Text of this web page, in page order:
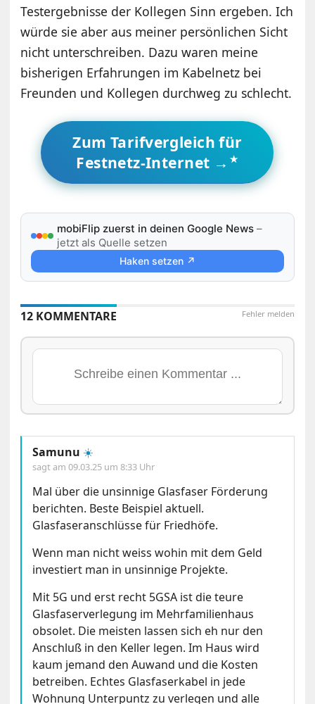
Testergebnisse der Kollegen Sinn ergeben. Ich
würde sie aber aus meiner persönlichen Sicht
nicht unterschreiben. Dazu waren meine
bisherigen Erfahrungen im Kabelnetz bei
Freunden und Kollegen durchweg zu schlecht.
Zum Tarifvergleich für
Festnetz-Internet →
mobiFlip zuerst in deinen Google News –
jetzt als Quelle setzen
Haken setzen ↗
Fehler melden
12 KOMMENTARE
Samunu ☀️
sagt am09.03.25 um 8:33 Uhr
Mal über die unsinnige Glasfaser Förderung
berichten. Beste Beispiel aktuell.
Glasfaseranschlüsse für Friedhöfe.
Wenn man nicht weiss wohin mit dem Geld
investiert man in unsinnige Projekte.
Mit 5G und erst recht 5GSA ist die teure
Glasfaserverlegung im Mehrfamilienhaus
obsolet. Die meisten lassen sich eh nur den
Anschluß in den Keller legen. Im Haus wird
kaum jemand den Auwand und die Kosten
betreiben. Echtes Glasfaserkabel in jede
Wohnung Unterpuntz zu verlegen und alle